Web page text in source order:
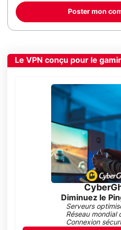
Poster mon
Le VPN conçu pour le
Diminuez le
Serveurs
Réseau mondial
Connexion